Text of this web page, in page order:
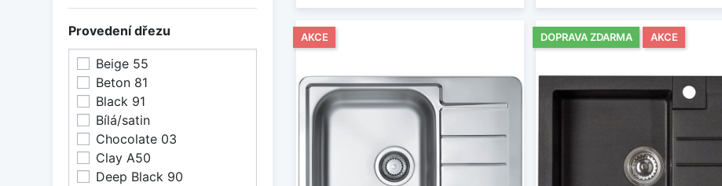
Provedení dřezu
Beige 55
Beton 81
Black 91
Bílá/satin
Chocolate 03
Clay A50
Deep Black 90
AKCE DOPRAVA ZDARMA AKCE